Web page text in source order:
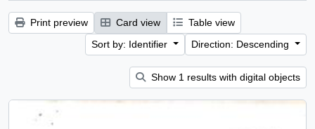
Print preview Card view
Table view
Sort by: Identifier
Direction: Descending
Show 1 results with digital objects